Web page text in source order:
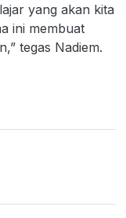
yang akan kita
ini membuat
tegas Nadiem.